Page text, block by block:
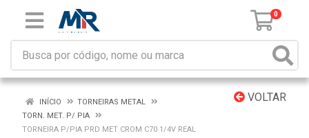
0
VOLTAR
INÍCIO
TORNEIRAS METAL
TORN. MET. P/ PIA
TORNEIRA P/PIA PRD MET CROM C70 1/4V REAL